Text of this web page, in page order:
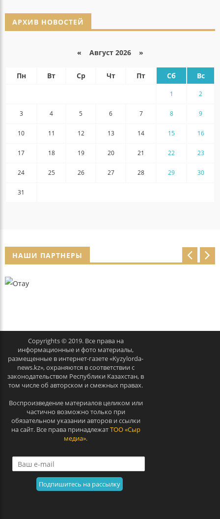
АРХИВ НОВОСТЕЙ
« Август 2026 »
Пн Вт Ср Чт Пт Сб Вс
1 2
3 4 5 6 7 8 9
10 11 12 13 14 15 16
17 18 19 20 21 22 23
24 25 26 27 28 29 30
31
НАШИ ПАРТНЕРЫ
Copyrights © 2019. Все права на
информационные и фото материалы,
размещенные в интернет-газете «Kyzylorda-
news.kz», охраняются в соответствии с
законодательством Республики Казахстан, в
том числе об авторском и смежных правах.
Воспроизведение материалов целиком или
частично возможно только при
обязательном указании авторов и ссылки
на сайт. Все права принадлежатТОО «Сыр
медиа».